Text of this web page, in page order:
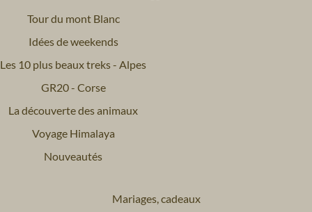
Tour du mont Blanc
Idées de weekends
Les 10 plus beaux treks - Alpes
GR20 - Corse
La découverte des animaux
Voyage Himalaya
Nouveautés
Mariages, cadeaux